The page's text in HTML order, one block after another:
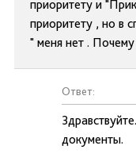
приоритету и
приоритету , но в
" меня нет . Почему
Ответ:
документы.